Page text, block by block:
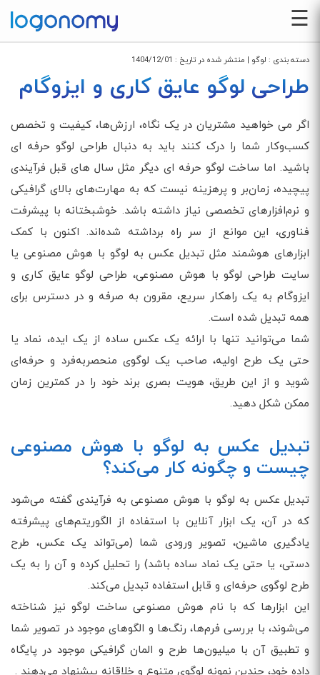
☰
دسته بندی : لوگو | منتشر شده در تاریخ : 1404/12/01
طراحی لوگو عایق کاری و ایزوگام
اگر می خواهید مشتریان در یک نگاه، ارزش‌ها، کیفیت و تخصص
کسب‌وکار شما را درک کنند باید به دنبال طراحی لوگو حرفه ای
باشید. اما ساخت لوگو حرفه ای دیگر مثل سال های قبل فرآیندی
پیچیده، زمان‌بر و پرهزینه نیست که به مهارت‌های بالای گرافیکی
و نرم‌افزارهای تخصصی نیاز داشته باشد. خوشبختانه با پیشرفت
فناوری، این موانع از سر راه برداشته شده‌اند. اکنون با کمک
ابزارهای هوشمند مثل تبدیل عکس به لوگو با هوش مصنوعی یا
سایت طراحی لوگو با هوش مصنوعی، طراحی لوگو عایق کاری و
ایزوگام به یک راهکار سریع، مقرون به صرفه و در دسترس برای
همه تبدیل شده است.
شما می‌توانید تنها با ارائه یک عکس ساده از یک ایده، نماد یا
حتی یک طرح اولیه، صاحب یک لوگوی منحصربه‌فرد و حرفه‌ای
شوید و از این طریق، هویت بصری برند خود را در کمترین زمان
ممکن شکل دهید.
تبدیل عکس به لوگو با هوش مصنوعی
چیست و چگونه کار می‌کند؟
تبدیل عکس به لوگو با هوش مصنوعی به فرآیندی گفته می‌شود
که در آن، یک ابزار آنلاین با استفاده از الگوریتم‌های پیشرفته
یادگیری ماشین، تصویر ورودی شما (می‌تواند یک عکس، طرح
دستی، یا حتی یک نماد ساده باشد) را تحلیل کرده و آن را به یک
طرح لوگوی حرفه‌ای و قابل استفاده تبدیل می‌کند.
این ابزارها که با نام هوش مصنوعی ساخت لوگو نیز شناخته
می‌شوند، با بررسی فرم‌ها، رنگ‌ها و الگوهای موجود در تصویر شما
و تطبیق آن با میلیون‌ها طرح و المان گرافیکی موجود در پایگاه
داده خود، چندین نمونه لوگوی متنوع و خلاقانه پیشنهاد می‌دهند .